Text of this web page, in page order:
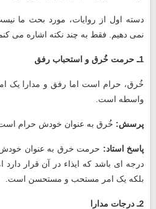
دسته اول از روایات، مورد بحث ما
نمی‌ دهیم. فقط به چند نکته اشاره می‌
1ـ حرمت خُرق و استحباب رفق
خُرق، حرام است اما رفق و مدارا یک
واسطه است.
پرسش: خُرق به عنوان خودش حرام است
پاسخ استاد: حرمت خرق به عنوان
درجه ‌ای باشد که ایذاء در آن قرار دارد
بلکه یک امر مستحب و مستحسن است.
2ـ درجات مدارا